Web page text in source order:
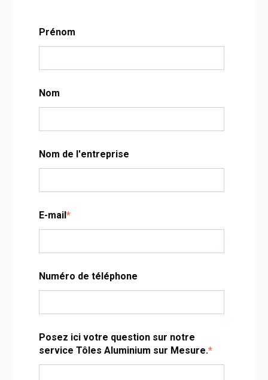
Prénom
Nom
Nom de l'entreprise
E-mail *
Numéro de téléphone
Posez ici votre question sur notre
service Tôles Aluminium sur Mesure.*